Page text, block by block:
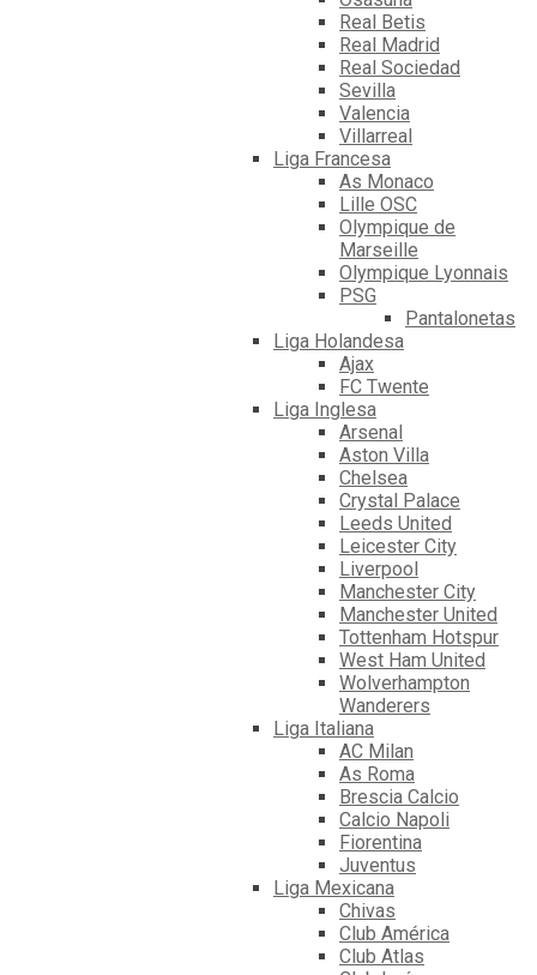
Real Betis
Real Madrid
Real Sociedad
Sevilla
Valencia
Villarreal
Liga Francesa
As Monaco
Lille OSC
Olympique de
Marseille
Olympique Lyonnais
PSG
Pantalonetas
Liga Holandesa
Ajax
FC Twente
Liga Inglesa
Arsenal
Aston Villa
Chelsea
Crystal Palace
Leeds United
Leicester City
Liverpool
Manchester City
Manchester United
Tottenham Hotspur
West Ham United
Wolverhampton
Wanderers
Liga Italiana
AC Milan
As Roma
Brescia Calcio
Calcio Napoli
Fiorentina
Juventus
Liga Mexicana
Chivas
Club América
Club Atlas